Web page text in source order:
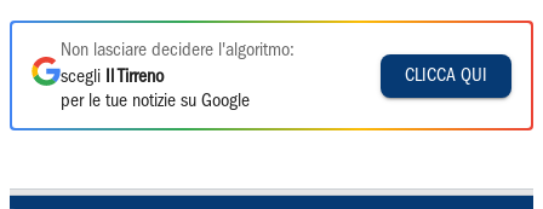
Non lasciare decidere l'algoritmo:
scegli
Il Tirreno
per le tue notizie su Google
CLICCA QUI